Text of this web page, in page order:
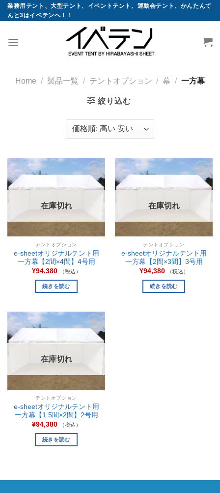
コ
ン
業務用テント、大型テント、イベントテント、運動会テント、かんたんて
んと3はイベテンへ！！
Home / 製品一覧 / テントオプション / 幕 / 一方幕
絞り込む
お気
に入
在庫切れ
テントオプション
e-sheetオリジナルテント用
一方幕【2間×4間】4号用
¥94,380 （税込）
続きを読む
お気
に入
在庫切れ
テントオプション
e-sheetオリジナルテント用
一方幕【2間×3間】3号用
¥94,380 （税込）
続きを読む
お気
に入
在庫切れ
テントオプション
e-sheetオリジナルテント用
一方幕【1.5間×2間】2号用
¥94,380 （税込）
続きを読む